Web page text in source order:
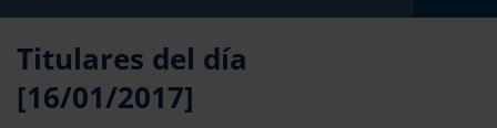
Titulares del día
[16/01/2017]